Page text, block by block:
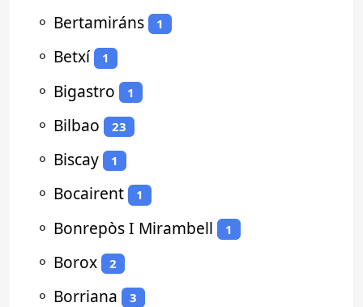
⚬ Bertamiráns 1
⚬ Betxí 1
⚬ Bigastro 1
⚬ Bilbao 23
⚬ Biscay 1
⚬ Bocairent 1
⚬ Bonrepòs I Mirambell 1
⚬ Borox 2
⚬ Borriana 3